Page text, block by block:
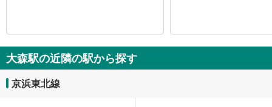
大森駅の近隣の駅から探す
京浜東北線